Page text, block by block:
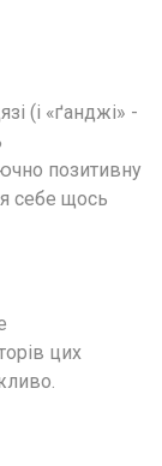
(і «ґанджі» -
позитивну
себе щось
цих